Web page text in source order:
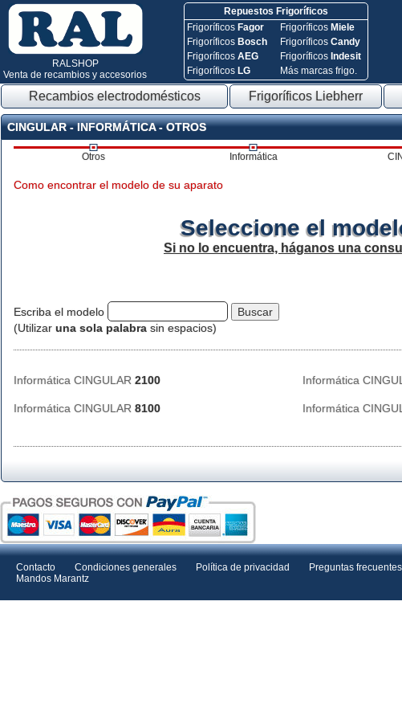
RALSHOP
Venta de recambios y accesorios
Repuestos Frigoríficos
Frigoríficos Fagor
Frigoríficos Bosch
FrigoríficosAEG
Frigoríficos LG
Frigoríficos Miele
FrigoríficosCandy
Frigoríficos Indesit
Más marcas frigo.
Recambios electrodomésticos Frigoríficos Liebherr
CINGULAR - INFORMÁTICA - OTROS
Otros Informática
Como encontrar el modelo de su aparato
Seleccione el
Si no lo encuentra, háganos una
Escriba el modelo
(Utilizar una sola palabra sin espacios)
Informática CINGULAR 2100 Informática
Informática CINGULAR 8100 Informática
Contacto Condiciones generales Política de privacidad Preguntas frecuentes
Mandos Marantz